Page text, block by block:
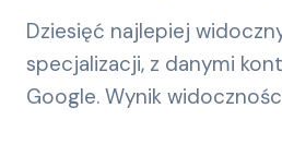
Dziesięć najlepiej
specjalizacji, z danymi
Google. Wynik